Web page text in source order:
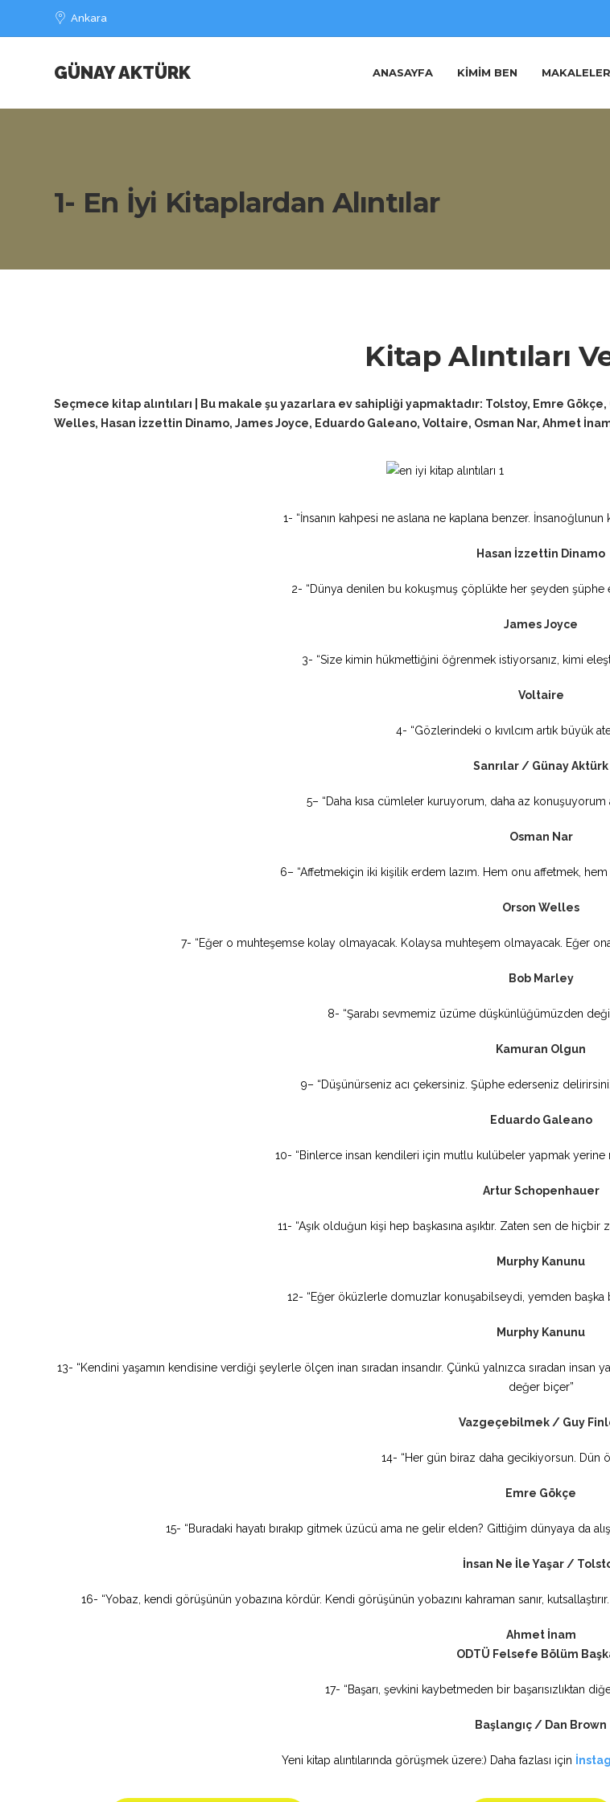
Ankara
GÜNAY AKTÜRK ANASAYFA KIMIM BEN MAKALELER
1- En İyi Kitaplardan Alıntılar
Kitap Alıntıları
Seçmece kitap alıntıları | Bu makale şu yazarlara ev sahipliği yapmaktadır: Tolstoy, Emre
Welles, Hasan İzzettin Dinamo, James Joyce, Eduardo Galeano, Voltaire, Osman Nar, Ahmet
1- “İnsanın kahpesi ne aslana ne kaplana benzer. İnsanoğlunun
Hasan İzzettin Dinamo
2- “Dünya denilen bu kokuşmuş çöplükte her şeyden şüphe
James Joyce
3- “Size kimin hükmettiğini öğrenmek istiyorsanız, kimi
Voltaire
4- “Gözlerindeki o kıvılcım artık büyük
Sanrılar / Günay Aktürk
5– “Daha kısa cümleler kuruyorum, daha az konuşuyorum
Osman Nar
6– “Affetmekiçin iki kişilik erdem lazım. Hem onu affetmek,
Orson Welles
7- “Eğer o muhteşemse kolay olmayacak. Kolaysa muhteşem olmayacak. Eğer
Bob Marley
8- “Şarabı sevmemiz üzüme düşkünlüğümüzden
Kamuran Olgun
9– “Düşünürseniz acı çekersiniz. Şüphe ederseniz
Eduardo Galeano
10- “Binlerce insan kendileri için mutlu kulübeler yapmak yerine
Artur Schopenhauer
11- “Aşık olduğun kişi hep başkasına aşıktır. Zaten sen de hiçbir
Murphy Kanunu
12- “Eğer öküzlerle domuzlar konuşabilseydi, yemden başka
Murphy Kanunu
13- “Kendini yaşamın kendisine verdiği şeylerle ölçen inan sıradan insandır. Çünkü yalnızca sıradan
değer biçer”
Vazgeçebilmek / Guy
14- “Her gün biraz daha gecikiyorsun. Dün
Emre Gökçe
15- “Buradaki hayatı bırakıp gitmek üzücü ama ne gelir elden? Gittiğim dünyaya da
İnsan Ne İle Yaşar /
16- “Yobaz, kendi görüşünün yobazına kördür. Kendi görüşünün yobazını kahraman sanır,
Ahmet İnam
ODTÜ Felsefe Bölüm
17- “Başarı, şevkini kaybetmeden bir başarısızlıktan
Başlangıç / Dan Brown
Yeni kitap alıntılarında görüşmek üzere:) Daha fazlası için